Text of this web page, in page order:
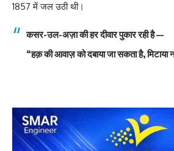
1857 में जल उठी थी।
कसर-उल-अज़ा की हर दीवार पुकार रही है —
“हक़ की आवाज़ को दबाया जा सकता है, मिटाया